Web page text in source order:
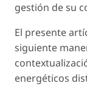
gestión de su
El presente
siguiente
energéticos